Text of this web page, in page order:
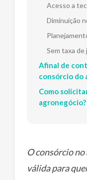
Acesso a
Diminuição
Sem taxa de
Afinal de
consórcio do
Como
agronegócio?
O consórcio
válida para